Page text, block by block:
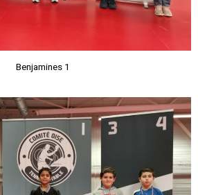
Benjamines 1